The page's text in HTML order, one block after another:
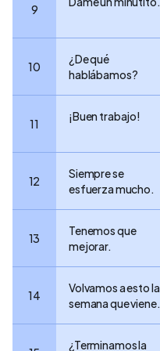
9
10
¿De qué
hablábamos?
11
¡Buen trabajo!
12
Siempre se
esfuerza mucho.
13
Tenemos que
mejorar.
14
Volvamos a esto la
semana que viene.
¿Terminamos la